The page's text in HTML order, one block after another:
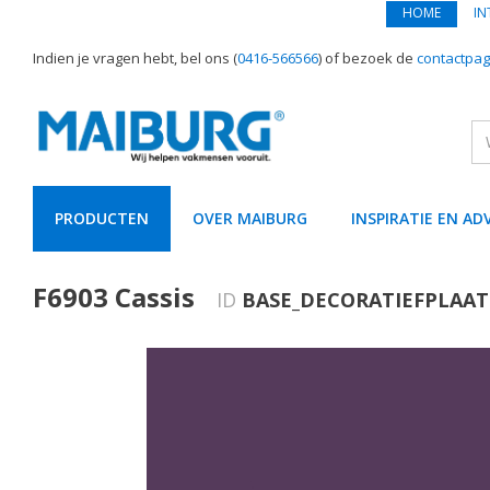
HOME
Indien je vragen hebt, bel ons (0416-566566) of bezoek de
PRODUCTEN OVER MAIBURG INSPIRATIE EN
F6903 Cassis ID